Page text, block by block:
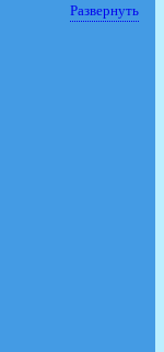
Развернуть